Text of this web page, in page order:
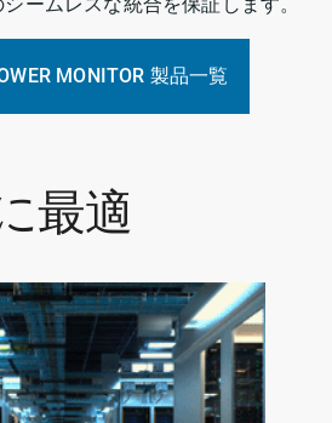
MONITOR 製品一覧
最適